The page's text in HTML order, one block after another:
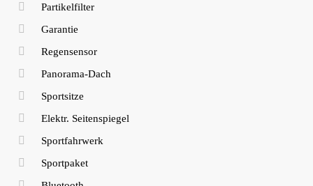
Partikelfilter
Garantie
Regensensor
Panorama-Dach
Sportsitze
Elektr. Seitenspiegel
Sportfahrwerk
Sportpaket